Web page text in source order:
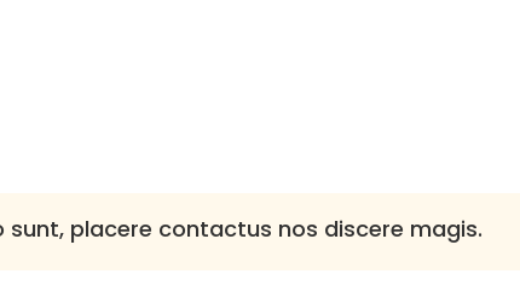
placere contactus nos discere magis.